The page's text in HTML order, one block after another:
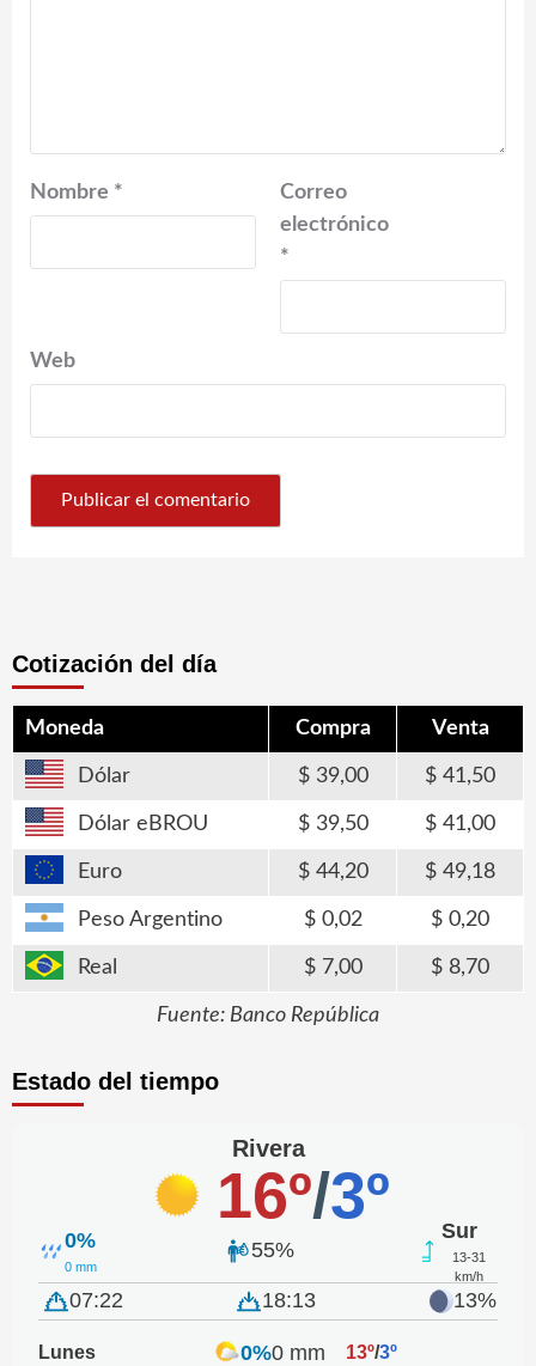
Nombre *
Correo
electrónico
*
Web
Cotización del día
Moneda Compra Venta
Dólar 39,00 41,50
Dólar eBROU 39,50 41,00
Euro 44,20 49,18
Peso Argentino 0,02 0,20
Real 7,00 8,70
Fuente: Banco República
Estado del tiempo
Rivera
16º/3º
0%
0 mm
55%
Sur
13-31
km/h
07:22 18:13 13%
Lunes 0%0 mm 13º/3º